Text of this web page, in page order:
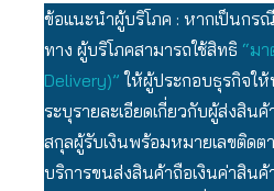
ข้อแนะนำผู้บริโภค : หากเป็นกรณี
ทาง ผู้บริโภคสามารถใช้สิทธิ “ม
Delivery)”ให้ผู้ประกอบธุรกิจใ
ระบุรายละเอียดเกี่ยวกับผู้ส่งสิน
สกุลผู้รับเงินพร้อมหมายเลขติด
บริการขนส่งสินค้าถือเงินค่าสินค้